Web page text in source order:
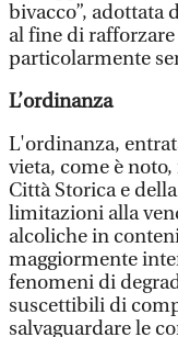
bivacco”, adottata
al fine di
particolarmente
L’ordinanza
L'ordinanza,
vieta, come è
Città Storica e
limitazioni alla
alcoliche in
maggiormente
fenomeni di
suscettibili di
salvaguardare le